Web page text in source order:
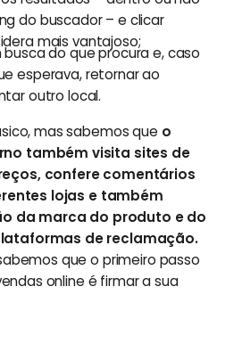
do buscador – e clicar
mais vantajoso;
do que procura e, caso
esperava, retornar ao
outro local.
mas sabemos que o
também visita sites de
confere comentários
lojas e também
da marca do produto e do
de reclamação.
que o primeiro passo
online é firmar a sua